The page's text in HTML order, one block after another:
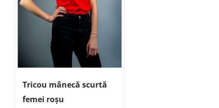
Tricou mânecă scurtă
femei roșu